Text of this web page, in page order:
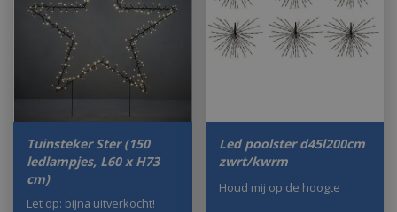
Tuinsteker Ster (150
ledlampjes, L60 x H73
cm)
Let op: bijna uitverkocht!
Led poolster d45l200cm
zwrt/kwrm
Houd mij op de hoogte